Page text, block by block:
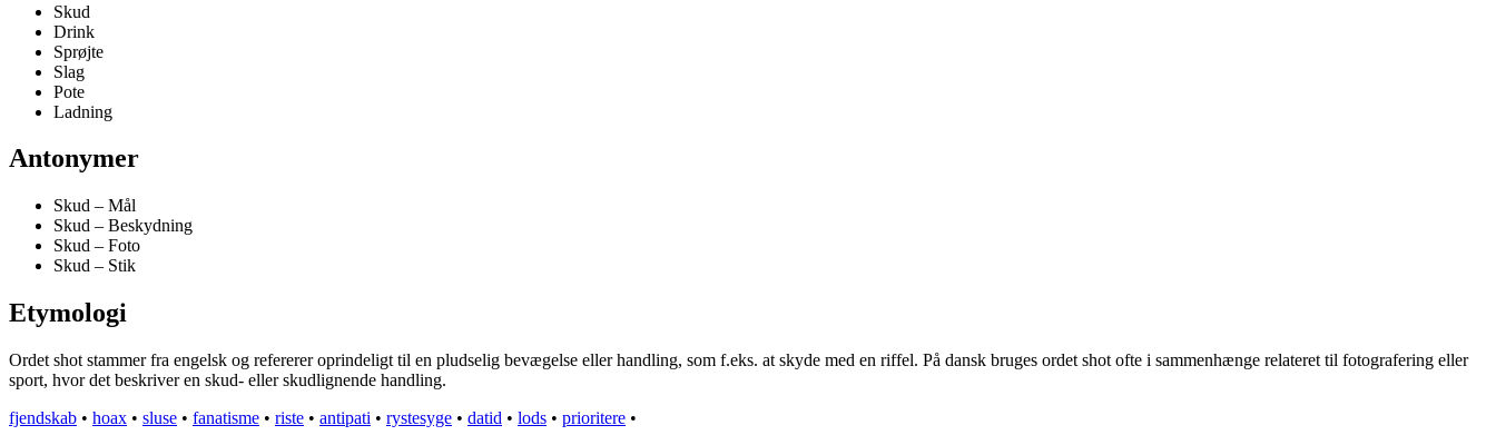
Skud
Drink
Sprøjte
Slag
Pote
Ladning
Antonymer
Skud – Mål
Skud – Beskydning
Skud – Foto
Skud – Stik
Etymologi
Ordet shot stammer fra engelsk og refererer oprindeligt til en pludselig bevægelse eller handling, som f.eks. at skyde med en riffel. På dansk bruges ordet shot ofte i sammenhænge relateret til fotografering eller
sport, hvor det beskriver en skud- eller skudlignende handling.
fjendskab • hoax • sluse • fanatisme • riste • antipati • rystesyge • datid • lods • prioritere •